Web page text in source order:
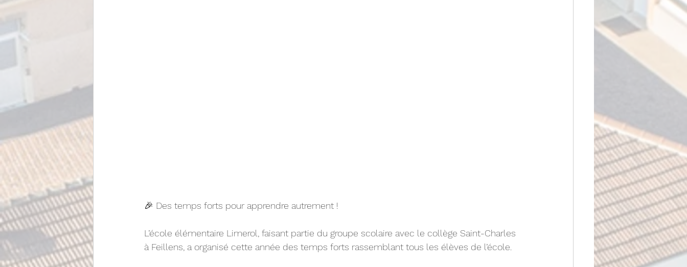
🎉 Des temps forts pour apprendre autrement !
L’école élémentaire Limerol, faisant partie du groupe scolaire avec le collège Saint-Charles
à Feillens, a organisé cette année des temps forts rassemblant tous les élèves de l’école.